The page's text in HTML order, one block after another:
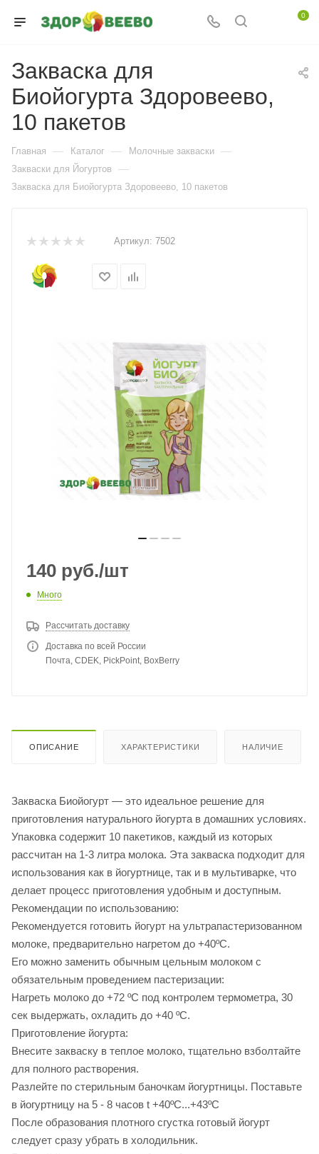
0
Закваска для
Биойогурта Здоровеево,
10 пакетов
Главная — Каталог — Молочные закваски —
Закваски для Йогуртов —
Закваска для Биойогурта Здоровеево, 10 пакетов
Артикул: 7502
140 руб./шт
Много
Рассчитать доставку
Доставка по всей России
Почта, CDEK, PickPoint, BoxBerry
ОПИСАНИЕ ХАРАКТЕРИСТИКИ НАЛИЧИЕ
Закваска Биойогурт — это идеальное решение для
приготовления натурального йогурта в домашних условиях.
Упаковка содержит 10 пакетиков, каждый из которых
рассчитан на 1-3 литра молока. Эта закваска подходит для
использования как в йогуртнице, так и в мультиварке, что
делает процесс приготовления удобным и доступным.
Рекомендации по использованию:
Рекомендуется готовить йогурт на ультрапастеризованном
молоке, предварительно нагретом до +40ºС.
Его можно заменить обычным цельным молоком с
обязательным проведением пастеризации:
Нагреть молоко до +72 ºС под контролем термометра, 30
сек выдержать, охладить до +40 ºС.
Приготовление йогурта:
Внесите закваску в теплое молоко, тщательно взболтайте
для полного растворения.
Разлейте по стерильным баночкам йогуртницы. Поставьте
в йогуртницу на 5 - 8 часов t +40ºС...+43ºС
После образования плотного сгустка готовый йогурт
следует сразу убрать в холодильник.